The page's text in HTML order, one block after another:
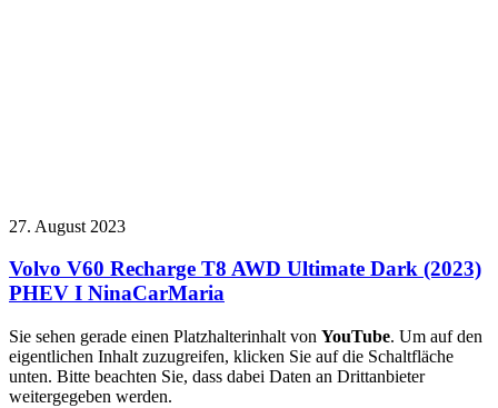
27. August 2023
Volvo V60 Recharge T8 AWD Ultimate Dark (2023)
PHEV I NinaCarMaria
Sie sehen gerade einen Platzhalterinhalt von YouTube. Um auf den
eigentlichen Inhalt zuzugreifen, klicken Sie auf die Schaltfläche
unten. Bitte beachten Sie, dass dabei Daten an Drittanbieter
weitergegeben werden.